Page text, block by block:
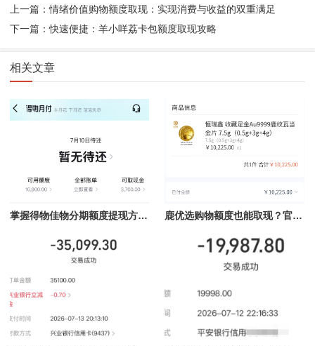
上一篇：情绪价值购物额度取现：实现消费与收益的双重满足
下一篇：快速便捷：羊小咩荔卡包额度取现攻略
相关文章
掌握得物佳物分期额度提现方法，轻松提现秒到不再难 鹿优选购物额度也能取现？官方可行办法全解析